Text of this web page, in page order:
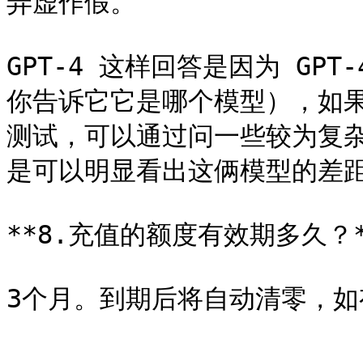
GPT-4 这样回答是因为
你告诉它它是哪个模型），如
测试，可以通过问一些较为
是可以明显看出这俩模型的差
**8.充值的额度有效期多久